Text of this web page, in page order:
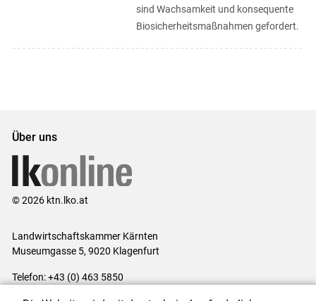
sind Wachsamkeit und konsequente
Biosicherheitsmaßnahmen gefordert.
Über uns
© 2026 ktn.lko.at
Landwirtschaftskammer Kärnten
Museumgasse 5, 9020 Klagenfurt
Telefon: +43 (0) 463 5850